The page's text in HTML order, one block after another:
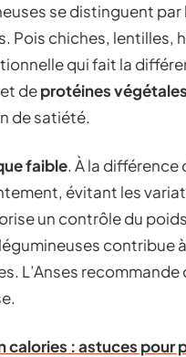
se distinguent
Pois chiches, lentilles,
qui fait la
et deprotéines végétales
de satiété.
faible. À la
évitant les
un contrôle du
contribue
L’Anses recommande
calories : astuces pour